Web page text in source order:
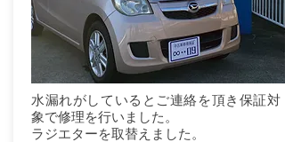
水漏れがしているとご連絡を頂き保証対
象で修理を行いました。
ラジエターを取替えました。